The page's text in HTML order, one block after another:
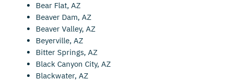
Bear Flat, AZ
Beaver Dam, AZ
Beaver Valley, AZ
Beyerville, AZ
Bitter Springs, AZ
Black Canyon City, AZ
Blackwater, AZ